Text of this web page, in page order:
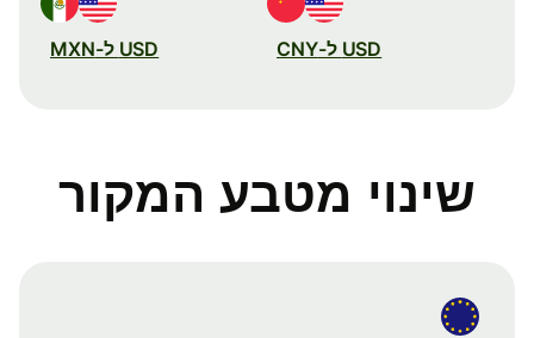
USD ל-CNY USD ל-MXN
שינוי מטבע המקור